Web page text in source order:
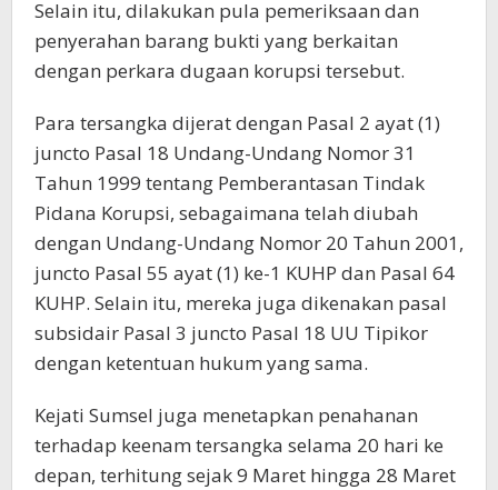
Selain itu, dilakukan pula pemeriksaan dan
penyerahan barang bukti yang berkaitan
dengan perkara dugaan korupsi tersebut.
Para tersangka dijerat dengan Pasal 2 ayat (1)
juncto Pasal 18 Undang-Undang Nomor 31
Tahun 1999 tentang Pemberantasan Tindak
Pidana Korupsi, sebagaimana telah diubah
dengan Undang-Undang Nomor 20 Tahun 2001,
juncto Pasal 55 ayat (1) ke-1 KUHP dan Pasal 64
KUHP. Selain itu, mereka juga dikenakan pasal
subsidair Pasal 3 juncto Pasal 18 UU Tipikor
dengan ketentuan hukum yang sama.
Kejati Sumsel juga menetapkan penahanan
terhadap keenam tersangka selama 20 hari ke
depan, terhitung sejak 9 Maret hingga 28 Maret